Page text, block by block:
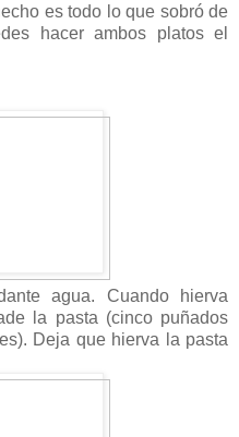
es todo lo que sobró de
hacer ambos platos el
agua. Cuando hierva
la pasta (cinco puñados
Deja que hierva la pasta